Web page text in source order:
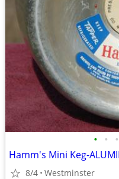
• • •
8/4 Westminster